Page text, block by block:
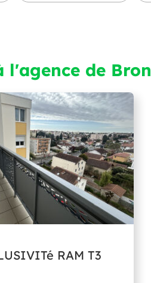
l'agence de Bron
RAM T3